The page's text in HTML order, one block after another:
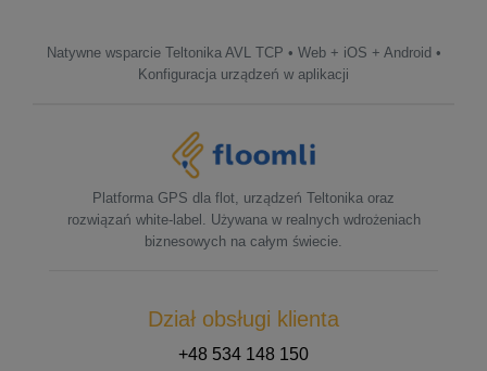
Natywne wsparcie Teltonika AVL TCP • Web + iOS + Android •
Konfiguracja urządzeń w aplikacji
Platforma GPS dla flot, urządzeń Teltonika oraz
rozwiązań white-label. Używana w realnych wdrożeniach
biznesowych na całym świecie.
Dział obsługi klienta
+48 534 148 150